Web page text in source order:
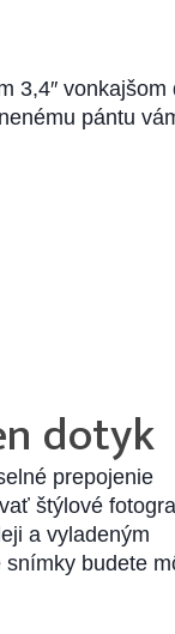
3,4″
pántu
dotyk
prepojenie
štýlové
a vyladeným
budete